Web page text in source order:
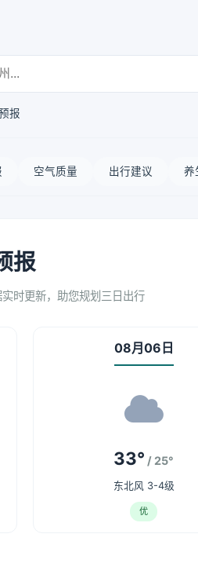
报
空气质量 出行建议 养
报
时更新，助您规划三日出行
08月06日
33° / 25°
东北风 3-4级
优